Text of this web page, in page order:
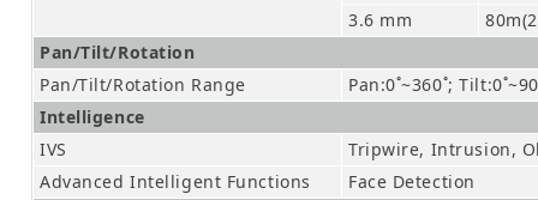
3.6 mm
Pan/Tilt/Rotation
Pan/Tilt/Rotation Range
Pan:0˚~360˚;
Intelligence
IVS
Tripwire, Intrusion,
Advanced Intelligent Functions
Face Detection